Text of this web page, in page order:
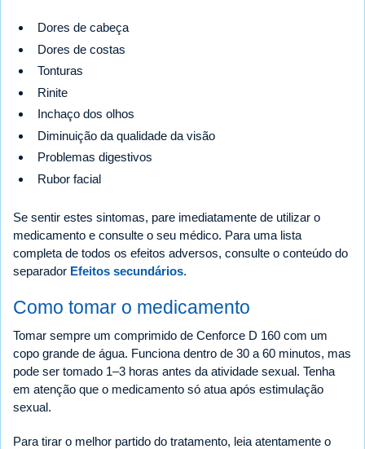
Dores de cabeça
Dores de costas
Tonturas
Rinite
Inchaço dos olhos
Diminuição da qualidade da visão
Problemas digestivos
Rubor facial
Se sentir estes sintomas, pare imediatamente de utilizar o
medicamento e consulte o seu médico. Para uma lista
completa de todos os efeitos adversos, consulte o conteúdo do
separador Efeitos secundários.
Como tomar o medicamento
Tomar sempre um comprimido de Cenforce D 160 com um
copo grande de água. Funciona dentro de 30 a 60 minutos, mas
pode ser tomado 1–3 horas antes da atividade sexual. Tenha
em atenção que o medicamento só atua após estimulação
sexual.
Para tirar o melhor partido do tratamento, leia atentamente o